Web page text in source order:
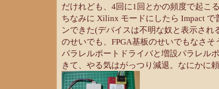
だけれども、4回に1回とかの頻度で起こ
ちなみに Xilinx モードにしたら Impact
ンできた(デバイスは不明な奴と表示され
のせいでも、FPGA基板のせいでもなさそ
パラレルポートドライバと増設パラレル
きて、やる気はがっつり減退。なにかに